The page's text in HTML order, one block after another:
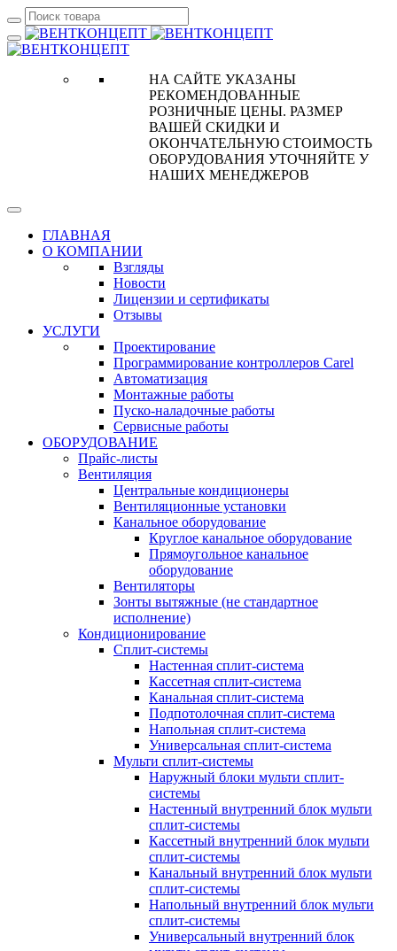
НА САЙТЕ УКАЗАНЫ
РЕКОМЕНДОВАННЫЕ
РОЗНИЧНЫЕ ЦЕНЫ. РАЗМЕР
ВАШЕЙ СКИДКИ И
ОКОНЧАТЕЛЬНУЮ СТОИМОСТЬ
ОБОРУДОВАНИЯ УТОЧНЯЙТЕ У
НАШИХ МЕНЕДЖЕРОВ
ГЛАВНАЯ
О КОМПАНИИ
Взгляды
Новости
Лицензии и сертификаты
Отзывы
УСЛУГИ
Проектирование
Программирование контроллеров Carel
Автоматизация
Монтажные работы
Пуско-наладочные работы
Сервисные работы
ОБОРУДОВАНИЕ
Прайс-листы
Вентиляция
Центральные кондиционеры
Вентиляционные установки
Канальное оборудование
Круглое канальное оборудование
Прямоугольное канальное
оборудование
Вентиляторы
Зонты вытяжные (не стандартное
исполнение)
Кондиционирование
Сплит-системы
Настенная сплит-система
Кассетная сплит-система
Канальная сплит-система
Подпотолочная сплит-система
Напольная сплит-система
Универсальная сплит-система
Мульти сплит-системы
Наружный блоки мульти сплит-
системы
Настенный внутренний блок мульти
сплит-системы
Кассетный внутренний блок мульти
сплит-системы
Канальный внутренний блок мульти
сплит-системы
Напольный внутренний блок мульти
сплит-системы
Универсальный внутренний блок